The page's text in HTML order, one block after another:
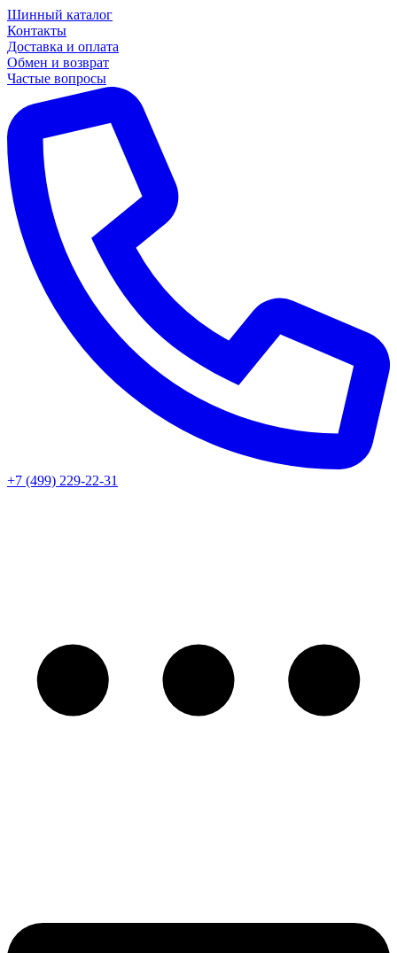
Шинный каталог
Контакты
Доставка и оплата
Обмен и возврат
Частые вопросы
+7 (499) 229-22-31